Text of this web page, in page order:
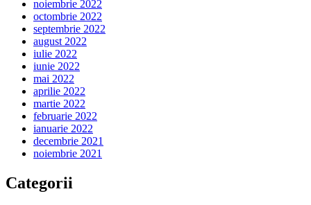
noiembrie 2022
octombrie 2022
septembrie 2022
august 2022
iulie 2022
iunie 2022
mai 2022
aprilie 2022
martie 2022
februarie 2022
ianuarie 2022
decembrie 2021
noiembrie 2021
Categorii